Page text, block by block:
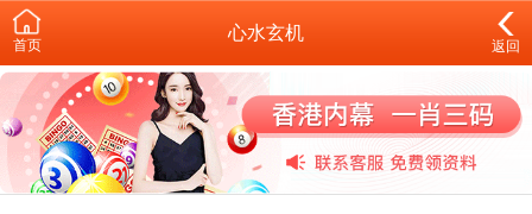
首页
心水玄机
返回